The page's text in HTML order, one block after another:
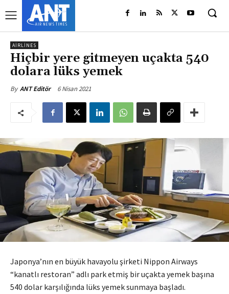
AIRLINES
Hiçbir yere gitmeyen uçakta 540
dolara lüks yemek
By ANT Editör 6 Nisan 2021
Japonya’nın en büyük havayolu şirketi Nippon Airways
“kanatlı restoran” adlı park etmiş bir uçakta yemek başına
540 dolar karşılığında lüks yemek sunmaya başladı.